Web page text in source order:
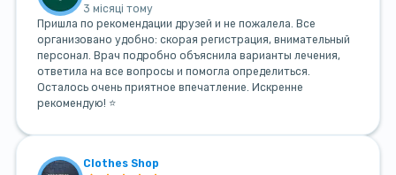
3 місяці тому
Пришла по рекомендации друзей и не пожалела. Все
организовано удобно: скорая регистрация, внимательный
персонал. Врач подробно объяснила варианты лечения,
ответила на все вопросы и помогла определиться.
Осталось очень приятное впечатление. Искренне
рекомендую! ⭐
Clothes Shop